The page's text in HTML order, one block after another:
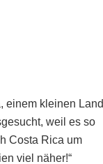
einem kleinen Land
weil es so
Costa Rica um
viel näher!“